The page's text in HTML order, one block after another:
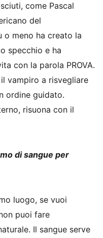
come Pascal
del
o meno ha creato la
specchio e ha
con la parola PROVA.
vampiro a risvegliare
ordine guidato.
risuona con il
di sangue per
luogo, se vuoi
puoi fare
Il sangue serve